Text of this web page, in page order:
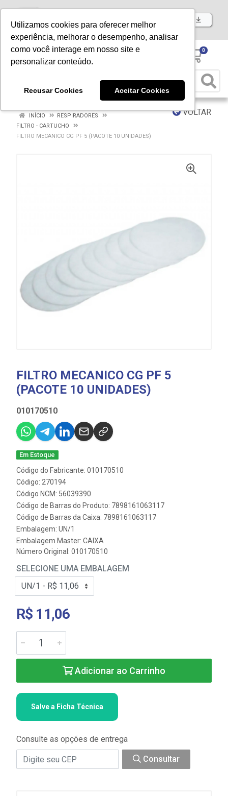
Utilizamos cookies para oferecer melhor
experiência, melhorar o desempenho, analisar
como você interage em nosso site e
personalizar conteúdo.
Recusar Cookies Aceitar Cookies
Baixe já nosso APP
0
VOLTAR
INÍCIO
RESPIRADORES
FILTRO - CARTUCHO
FILTRO MECANICO CG PF 5 (PACOTE 10 UNIDADES)
FILTRO MECANICO CG PF 5
(PACOTE 10 UNIDADES)
010170510
Em Estoque
Código do Fabricante: 010170510
Código: 270194
Código NCM: 56039390
Código de Barras do Produto: 7898161063117
Código de Barras da Caixa: 7898161063117
Embalagem: UN/1
Embalagem Master: CAIXA
Número Original: 010170510
SELECIONE UMA EMBALAGEM
R$ 11,06
Adicionar ao Carrinho
Salve a Ficha Técnica
Consulte as opções de entrega
Consultar